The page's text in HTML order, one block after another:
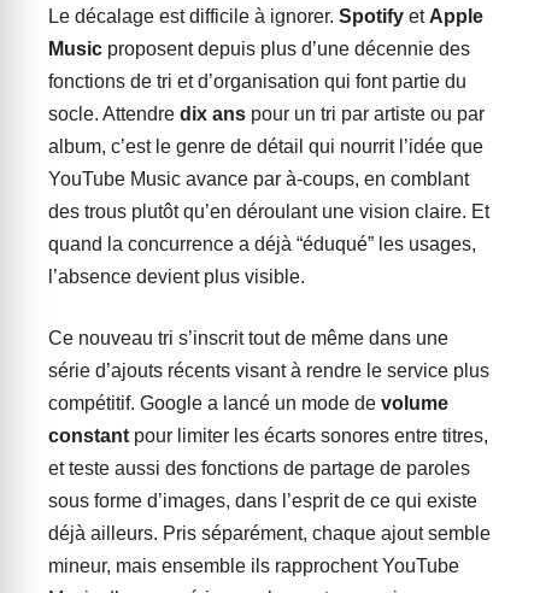
Le décalage est difficile à ignorer. Spotify et Apple
Music proposent depuis plus d’une décennie des
fonctions de tri et d’organisation qui font partie du
socle. Attendre dix ans pour un tri par artiste ou par
album, c’est le genre de détail qui nourrit l’idée que
YouTube Music avance par à-coups, en comblant
des trous plutôt qu’en déroulant une vision claire. Et
quand la concurrence a déjà “éduqué” les usages,
l’absence devient plus visible.
Ce nouveau tri s’inscrit tout de même dans une
série d’ajouts récents visant à rendre le service plus
compétitif. Google a lancé un mode de volume
constant pour limiter les écarts sonores entre titres,
et teste aussi des fonctions de partage de paroles
sous forme d’images, dans l’esprit de ce qui existe
déjà ailleurs. Pris séparément, chaque ajout semble
mineur, mais ensemble ils rapprochent YouTube